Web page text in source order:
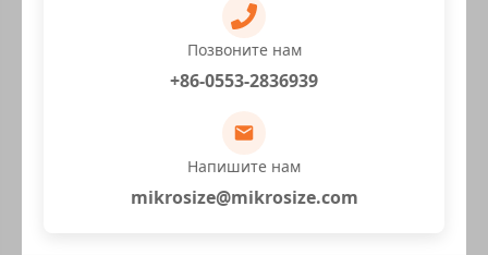
Позвоните нам
+86-0553-2836939
Напишите нам
mikrosize@mikrosize.com